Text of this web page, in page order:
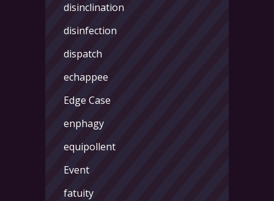
disinclination
disinfection
dispatch
echappee
Edge Case
enphagy
equipollent
Event
fatuity